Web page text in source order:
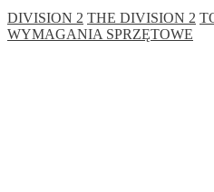
DIVISION 2 THE DIVISION 2
WYMAGANIA SPRZĘTOWE